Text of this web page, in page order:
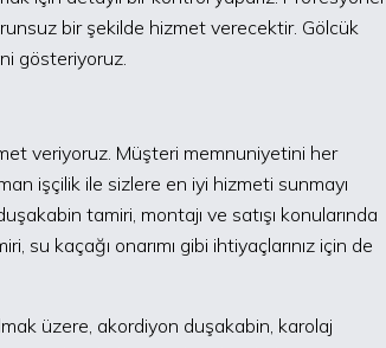
bir şekilde hizmet verecektir. Gölcük
gösteriyoruz.
veriyoruz. Müşteri memnuniyetini her
işçilik ile sizlere en iyi hizmeti sunmayı
tamiri, montajı ve satışı konularında
su kaçağı onarımı gibi ihtiyaçlarınız için de
üzere, akordiyon duşakabin, karolaj